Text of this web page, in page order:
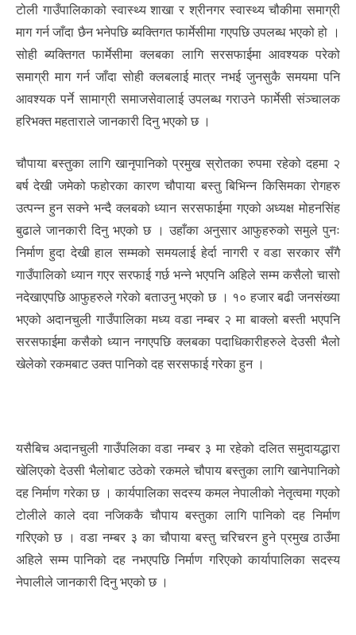
टोली गाउँपालिकाको स्वास्थ्य शाखा र श्रीनगर स्वास्थ्य चौकीमा समाग्री
माग गर्न जाँदा छैन भनेपछि ब्यक्तिगत फार्मेसीमा गएपछि उपलब्ध भएको हो ।
सोही ब्यक्तिगत फार्मेसीमा क्लबका लागि सरसफाईमा आवश्यक परेको
समाग्री माग गर्न जाँदा सोही क्लबलाई मात्र नभई जुनसुकै समयमा पनि
आवश्यक पर्ने सामाग्री समाजसेवालाई उपलब्ध गराउने फार्मेसी संञ्चालक
हरिभक्त महताराले जानकारी दिनु भएको छ ।
चौपाया बस्तुका लागि खानृपानिको प्रमुख स्रोतका रुपमा रहेको दहमा २
बर्ष देखी जमेको फहोरका कारण चौपाया बस्तु बिभिन्न किसिमका रोगहरु
उत्पन्न हुन सक्ने भन्दै क्लबको ध्यान सरसफाईमा गएको अध्यक्ष मोहनसिंह
बुढाले जानकारी दिनु भएको छ । उहाँका अनुसार आफुहरुको समुले पुनः
निर्माण हुदा देखी हाल सम्मको समयलाई हेर्दा नागरी र वडा सरकार सँगै
गाउँपालिको ध्यान गएर सरफाई गर्छ भन्ने भएपनि अहिले सम्म कसैलो चासो
नदेखाएपछि आफुहरुले गरेको बताउनु भएको छ । १० हजार बढी जनसंख्या
भएको अदानचुली गाउँपालिका मध्य वडा नम्बर २ मा बाक्लो बस्ती भएपनि
सरसफाईमा कसैको ध्यान नगएपछि क्लबका पदाधिकारीहरुले देउसी भैलो
खेलेको रकमबाट उक्त पानिको दह सरसफाई गरेका हुन ।
यसैबिच अदानचुली गाउँपलिका वडा नम्बर ३ मा रहेको दलित समुदायद्धारा
खेलिएको देउसी भैलोबाट उठेको रकमले चौपाय बस्तुका लागि खानेपानिको
दह निर्माण गरेका छ । कार्यपालिका सदस्य कमल नेपालीको नेतृत्वमा गएको
टोलीले काले दवा नजिककै चौपाय बस्तुका लागि पानिको दह निर्माण
गरिएको छ । वडा नम्बर ३ का चौपाया बस्तु चरिचरन हुने प्रमुख ठाउँमा
अहिले सम्म पानिको दह नभएपछि निर्माण गरिएको कार्यापालिका सदस्य
नेपालीले जानकारी दिनु भएको छ ।